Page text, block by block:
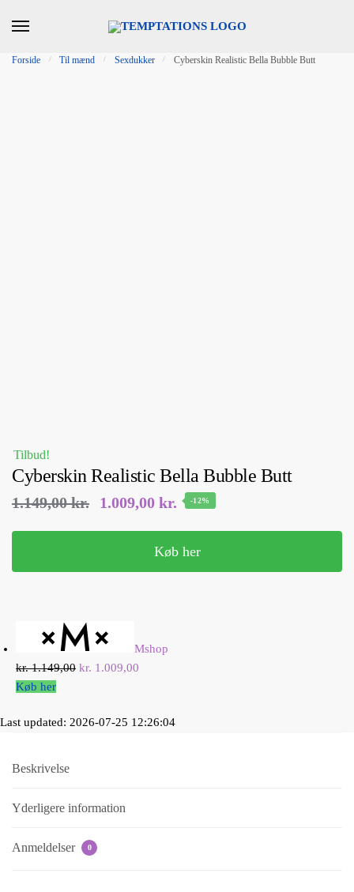
Forside / Til mænd / Sexdukker / Cyberskin Realistic Bella Bubble Butt
Tilbud!
Cyberskin Realistic Bella Bubble Butt
1.149,00kr. Den oprindelige pris var: 1.149,00 kr..
1.009,00 kr. Den aktuelle pris er:
-12%
Køb her
Mshop
kr. 1.149,00 kr. 1.009,00
Køb her
Last updated: 2026-07-25 12:26:04
Beskrivelse
Yderligere information
Anmeldelser 0